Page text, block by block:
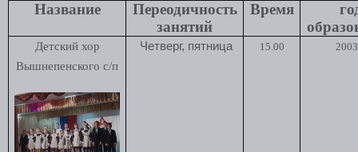
Название
Переодичность
занятий
Время
Детский хор
Вышнепенского с/п
Четверг, пятница 15.00 2003